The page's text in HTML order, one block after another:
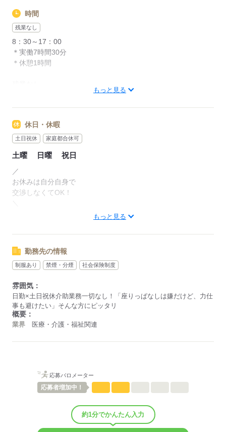
時間
残業なし
8：30～17：00
＊実働7時間30分
＊休憩1時間
午前
夕方
▽私生活との両立が目指せる
￣￣￣￣￣￣￣￣￣￣￣￣￣
「家族との時間も欲しい」
今の生活に合わせた時間帯の
お仕事もご紹介可能です。
面談時にぜひ教えてください！
もっと見る
休日・休暇
土日祝休 家庭都合休可
土曜 日曜 祝日
／
お休みは自分自身で
交渉しなくてOK！
やむを得ないお休みなどは、
当社がしっかりサポートします◎
完全週休2日制
応募する
もっと見る
勤務先の情報
制服あり 禁煙・分煙 社会保険制度
雰囲気：
日勤×土日祝休介助業務一切なし！「座りっぱなしは嫌だけど、力仕
事も避けたい」そんな方にピッタリ
概要：
業界 医療・介護・福祉関連
応募バロメーター
応募者増加中！
約1分でかんたん入力